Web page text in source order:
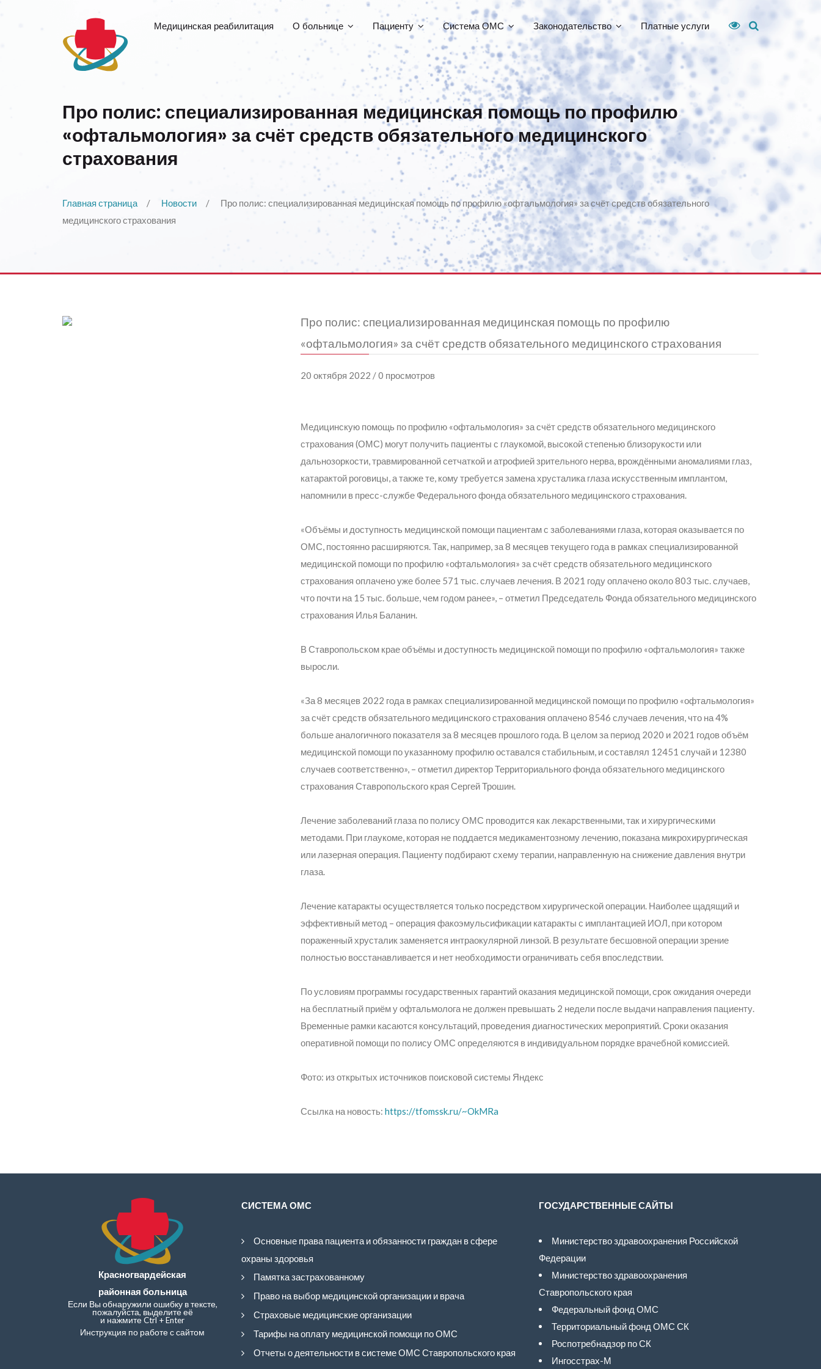
Медицинская реабилитация О больнице Пациенту Система ОМС Законодательство Платные услуги
Про полис: специализированная медицинская помощь по профилю
«офтальмология» за счёт средств обязательного медицинского
страхования
Главная страница Новости
Про полис: специализированная медицинская помощь по профилю «офтальмология» за счёт средств обязательного
медицинского страхования
Про полис: специализированная медицинская помощь по профилю
«офтальмология» за счёт средств обязательного медицинского страхования
20 октября 2022 / 0 просмотров
Медицинскую помощь по профилю «офтальмология» за счёт средств обязательного медицинского
страхования (ОМС) могут получить пациенты с глаукомой, высокой степенью близорукости или
дальнозоркости, травмированной сетчаткой и атрофией зрительного нерва, врождёнными аномалиями глаз,
катарактой роговицы, а также те, кому требуется замена хрусталика глаза искусственным имплантом,
напомнили в пресс-службе Федерального фонда обязательного медицинского страхования.
«Объёмы и доступность медицинской помощи пациентам с заболеваниями глаза, которая оказывается по
ОМС, постоянно расширяются. Так, например, за 8 месяцев текущего года в рамках специализированной
медицинской помощи по профилю «офтальмология» за счёт средств обязательного медицинского
страхования оплачено уже более 571 тыс. случаев лечения. В 2021 году оплачено около 803 тыс. случаев,
что почти на 15 тыс. больше, чем годом ранее», – отметил Председатель Фонда обязательного медицинского
страхования Илья Баланин.
В Ставропольском крае объёмы и доступность медицинской помощи по профилю «офтальмология» также
выросли.
«За 8 месяцев 2022 года в рамках специализированной медицинской помощи по профилю «офтальмология»
за счёт средств обязательного медицинского страхования оплачено 8546 случаев лечения, что на 4%
больше аналогичного показателя за 8 месяцев прошлого года. В целом за период 2020 и 2021 годов объём
медицинской помощи по указанному профилю оставался стабильным, и составлял 12451 случай и 12380
случаев соответственно», – отметил директор Территориального фонда обязательного медицинского
страхования Ставропольского края Сергей Трошин.
Лечение заболеваний глаза по полису ОМС проводится как лекарственными, так и хирургическими
методами. При глаукоме, которая не поддается медикаментозному лечению, показана микрохирургическая
или лазерная операция. Пациенту подбирают схему терапии, направленную на снижение давления внутри
глаза.
Лечение катаракты осуществляется только посредством хирургической операции. Наиболее щадящий и
эффективный метод – операция факоэмульсификации катаракты с имплантацией ИОЛ, при котором
пораженный хрусталик заменяется интраокулярной линзой. В результате бесшовной операции зрение
полностью восстанавливается и нет необходимости ограничивать себя впоследствии.
По условиям программы государственных гарантий оказания медицинской помощи, срок ожидания очереди
на бесплатный приём у офтальмолога не должен превышать 2 недели после выдачи направления пациенту.
Временные рамки касаются консультаций, проведения диагностических мероприятий. Сроки оказания
оперативной помощи по полису ОМС определяются в индивидуальном порядке врачебной комиссией.
Фото: из открытых источников поисковой системы Яндекс
Ссылка на новость: https://tfomssk.ru/~OkMRa
Красногвардейская
районная больница
Если Вы обнаружили ошибку в тексте,
пожалуйста, выделите её
и нажмите Ctrl + Enter
Инструкция по работе с сайтом
СИСТЕМА ОМС
Основные права пациента и обязанности граждан в сфере
охраны здоровья
Памятка застрахованному
Право на выбор медицинской организации и врача
Страховые медицинские организации
Тарифы на оплату медицинской помощи по ОМС
Отчеты о деятельности в системе ОМС Ставропольского края
ГОСУДАРСТВЕННЫЕ САЙТЫ
Министерство здравоохранения Российской
Федерации
Министерство здравоохранения
Ставропольского края
Федеральный фонд ОМС
Территориальный фонд ОМС СК
Роспотребнадзор по СК
Ингосстрах-М